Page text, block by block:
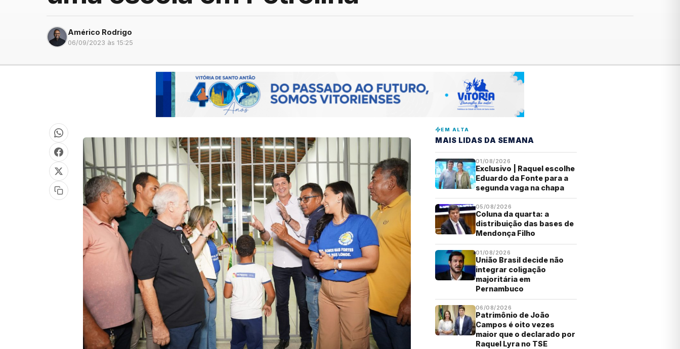
Américo Rodrigo
06/09/2023 às 15:25
EM ALTA
MAIS LIDAS DA SEMANA
01/08/2026
Exclusivo | Raquel escolhe
Eduardo da Fonte para a
segunda vaga na chapa
05/08/2026
Coluna da quarta: a
distribuição das bases de
Mendonça Filho
01/08/2026
União Brasil decide não
integrar coligação
majoritária em
Pernambuco
06/08/2026
Patrimônio de João
Campos é oito vezes
maior que o declarado por
Raquel Lyra no TSE